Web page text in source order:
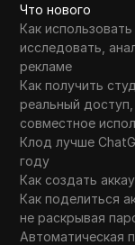
Что нового
Как
исследовать,
рекламе
Как получить
реальный
совместное
Клод лучше
году
Как создать
Как поделиться
не раскрывая
Автоматическая